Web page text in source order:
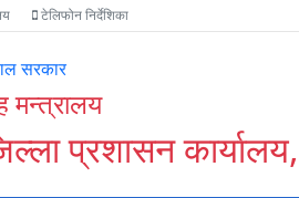
टेलिफोन निर्देशिका
सरकार
मन्त्रालय
प्रशासन